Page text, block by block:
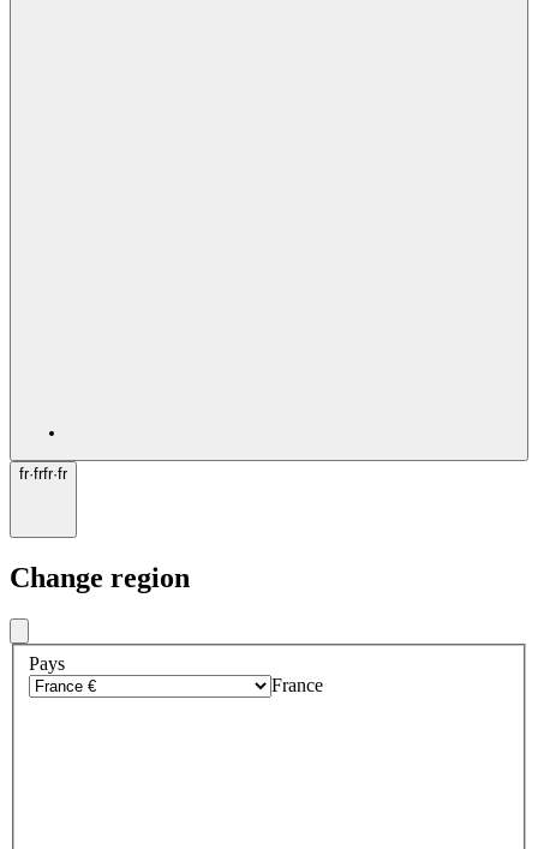
fr·frfr·fr
Change region
Pays
France